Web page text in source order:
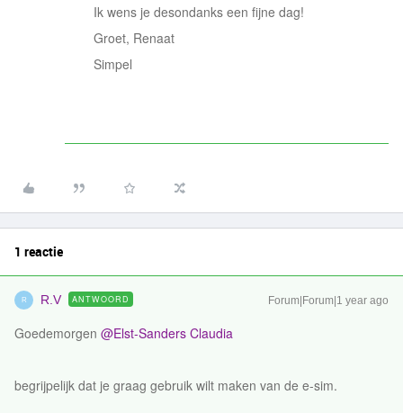
Ik wens je desondanks een fijne dag!
Groet, Renaat
Simpel
1 reactie
R R.V ANTWOORD Forum|Forum|1 year ago
Goedemorgen ​ @Elst-Sanders Claudia
begrijpelijk dat je graag gebruik wilt maken van de e-sim.